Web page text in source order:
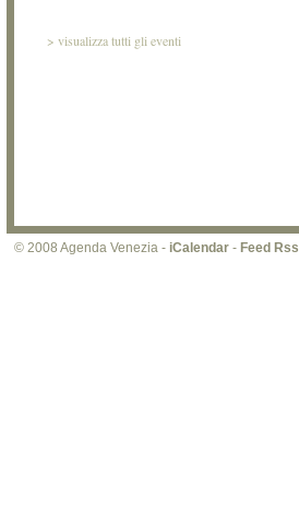
> visualizza tutti gli eventi
© 2008 Agenda Venezia - iCalendar - Feed Rss